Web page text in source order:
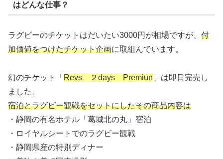
はどんな仕事？
ラグビーのチケットはだいたい3000円が相場ですが、 付
加価値をつけたチケット企画に取組んでいます。
幻のチケット「 Revs ２days Premiun 」は即日完売し
ました。
宿泊とラグビー観戦をセットにしたその商品内容は
・静岡の有名ホテル「葛城北の丸」宿泊
・ロイヤルシートでのラグビー観戦
・静岡県産の特別ディナー